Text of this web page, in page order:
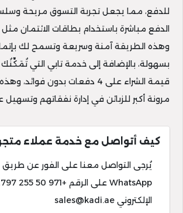
للدفع، مما يجعل تجربة التسوق مريحة
الدفع مباشرة باستخدام بطاقات الائتمان مثل
وهذه الطريقة آمنة وسريعة وتسمح لك
بسهولة، بالإضافة إلى خدمة تابي التي
قيمة الشراء على 4 دفعات بدون
مرونة أكبر للزبائن في إدارة نفقاتهم وتسهيل
كيف أتواصل مع خدمة عملاء
يُرجى التواصل معنا على الفور عن طريق
الإلكتروني sales@kadi.ae